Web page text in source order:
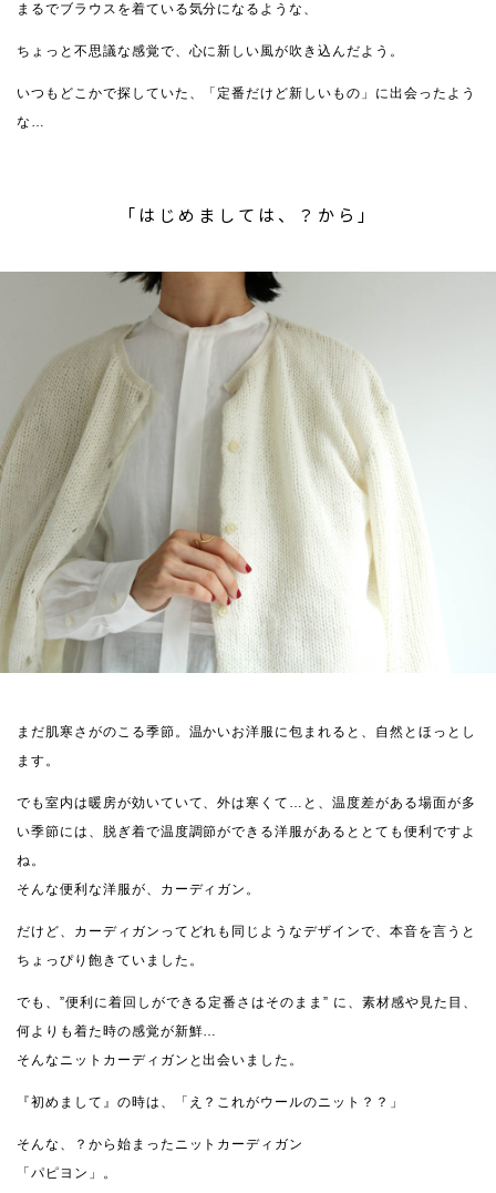
まるでブラウスを着ている気分になるような、
ちょっと不思議な感覚で、心に新しい風が吹き込んだよう。
いつもどこかで探していた、「定番だけど新しいもの」に出会ったよう
な…
「はじめましては、？から」
まだ肌寒さがのこる季節。温かいお洋服に包まれると、自然とほっとし
ます。
でも室内は暖房が効いていて、外は寒くて…と、温度差がある場面が多
い季節には、脱ぎ着で温度調節ができる洋服があるととても便利ですよ
ね。
そんな便利な洋服が、カーディガン。
だけど、カーディガンってどれも同じようなデザインで、本音を言うと
ちょっぴり飽きていました。
でも、”便利に着回しができる定番さはそのまま” に、素材感や見た目、
何よりも着た時の感覚が新鮮…
そんなニットカーディガンと出会いました。
『初めまして』の時は、「え？これがウールのニット？？」
そんな、？から始まったニットカーディガン
「パピヨン」。